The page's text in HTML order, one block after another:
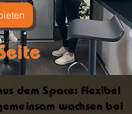
dem Space: Flexibel
wachsen bei